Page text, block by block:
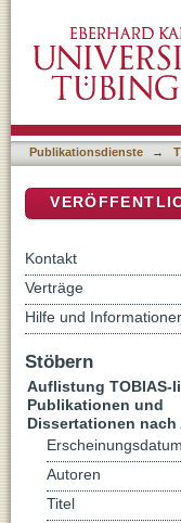
Publikationsdienste →
Kontakt
Verträge
Hilfe und
Stöbern
Auflistung TOBIAS-
Publikationen und
Dissertationen nach
Erscheinungsdatum
Autoren
Titel